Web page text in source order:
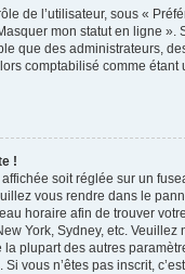
de l’utilisateur, sous «
mon statut en ligne ».
que des administrateurs,
comptabilisé comme étant
!
affichée soit réglée sur un
vous rendre dans le
horaire afin de trouver
York, Sydney, etc. Veuillez
plupart des autres
vous n’êtes pas inscrit,